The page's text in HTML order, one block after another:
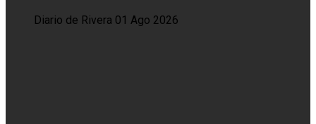
Diario de Rivera 01 Ago 2026